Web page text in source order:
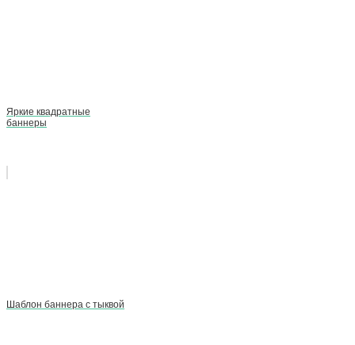
Яркие квадратные
баннеры
Шаблон баннера с тыквой